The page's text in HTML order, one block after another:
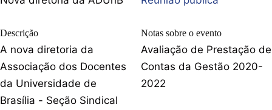
Descrição
A nova diretoria da
Associação dos Docentes
da Universidade de
Brasília - Seção Sindical
Notas sobre o evento
Avaliação de Prestação de
Contas da Gestão 2020-
2022